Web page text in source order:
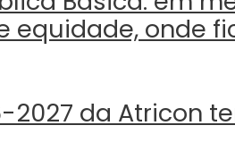
equidade, onde
2027 da Atricon